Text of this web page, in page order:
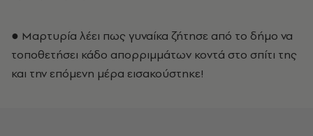
● Μαρτυρία λέει πως γυναίκα ζήτησε από το δήμο να
τοποθετήσει κάδο απορριμμάτων κοντά στο σπίτι της
και την επόμενη μέρα εισακούστηκε!